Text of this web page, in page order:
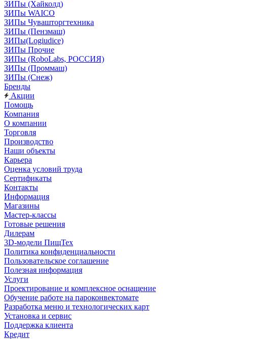
ЗИПы (Хайколд)
ЗИПы WAICO
ЗИПы Чувашторгтехника
ЗИПы (Пензмаш)
ЗИПы(Logiudice)
ЗИПы Прочие
ЗИПы (RoboLabs, РОССИЯ)
ЗИПы (Проммаш)
ЗИПы (Снеж)
Бренды
Акции
Помощь
Компания
О компании
Торговля
Производство
Наши объекты
Карьера
Оценка условий труда
Сертификаты
Контакты
Информация
Магазины
Мастер-классы
Готовые решения
Дилерам
3D-модели ПищТех
Политика конфиденциальности
Пользовательское соглашение
Полезная информация
Услуги
Проектирование и комплексное оснащение
Обучение работе на пароконвектомате
Разработка меню и технологических карт
Установка и сервис
Поддержка клиента
Кредит